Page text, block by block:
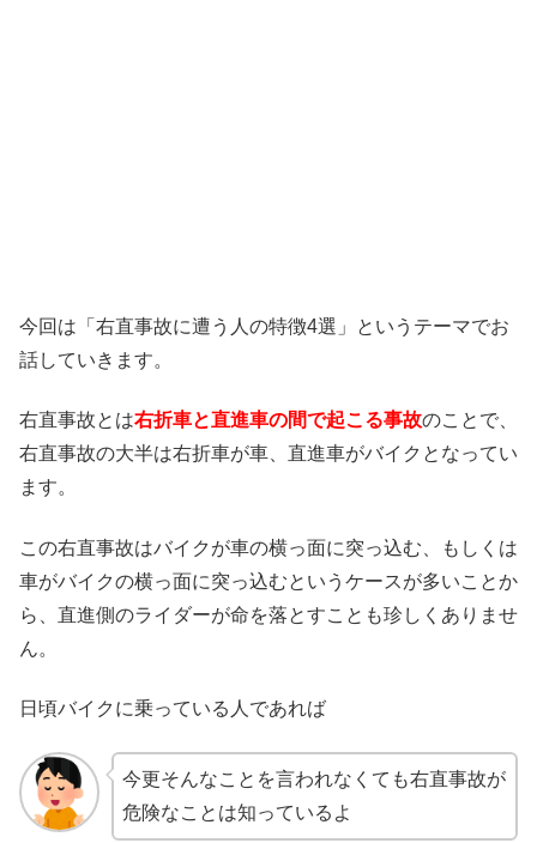
今回は「右直事故に遭う人の特徴4選」というテーマでお
話していきます。
右直事故とは右折車と直進車の間で起こる事故のことで、
右直事故の大半は右折車が車、直進車がバイクとなってい
ます。
この右直事故はバイクが車の横っ面に突っ込む、もしくは
車がバイクの横っ面に突っ込むというケースが多いことか
ら、直進側のライダーが命を落とすことも珍しくありませ
ん。
日頃バイクに乗っている人であれば
今更そんなことを言われなくても右直事故が
危険なことは知っているよ